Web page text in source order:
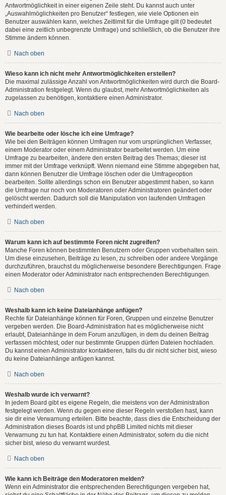
Antwortmöglichkeit in einer eigenen Zeile steht. Du kannst auch unter
„Auswahlmöglichkeiten pro Benutzer“ festlegen, wie viele Optionen ein
Benutzer auswählen kann, welches Zeitlimit für die Umfrage gilt (0 bedeutet
dabei eine zeitlich unbegrenzte Umfrage) und schließlich, ob die Benutzer ihre
Stimme ändern können.
Nach oben
Wieso kann ich nicht mehr Antwortmöglichkeiten erstellen?
Die maximal zulässige Anzahl von Antwortmöglichkeiten wird durch die Board-
Administration festgelegt. Wenn du glaubst, mehr Antwortmöglichkeiten als
zugelassen zu benötigen, kontaktiere einen Administrator.
Nach oben
Wie bearbeite oder lösche ich eine Umfrage?
Wie bei den Beiträgen können Umfragen nur vom ursprünglichen Verfasser,
einem Moderator oder einem Administrator bearbeitet werden. Um eine
Umfrage zu bearbeiten, ändere den ersten Beitrag des Themas; dieser ist
immer mit der Umfrage verknüpft. Wenn niemand eine Stimme abgegeben hat,
dann können Benutzer die Umfrage löschen oder die Umfrageoption
bearbeiten. Sollte allerdings schon ein Benutzer abgestimmt haben, so kann
die Umfrage nur noch von Moderatoren oder Administratoren geändert oder
gelöscht werden. Dadurch soll die Manipulation von laufenden Umfragen
verhindert werden.
Nach oben
Warum kann ich auf bestimmte Foren nicht zugreifen?
Manche Foren können bestimmten Benutzern oder Gruppen vorbehalten sein.
Um diese einzusehen, Beiträge zu lesen, zu schreiben oder andere Vorgänge
durchzuführen, brauchst du möglicherweise besondere Berechtigungen. Frage
einen Moderator oder Administrator nach entsprechenden Berechtigungen.
Nach oben
Weshalb kann ich keine Dateianhänge anfügen?
Rechte für Dateianhänge können für Foren, Gruppen und einzelne Benutzer
vergeben werden. Die Board-Administration hat es möglicherweise nicht
erlaubt, Dateianhänge in dem Forum anzufügen, in dem du deinen Beitrag
verfassen möchtest, oder nur bestimmte Gruppen dürfen Dateien hochladen.
Du kannst einen Administrator kontaktieren, falls du dir nicht sicher bist, wieso
du keine Dateianhänge anfügen kannst.
Nach oben
Weshalb wurde ich verwarnt?
In jedem Board gibt es eigene Regeln, die meistens von der Administration
festgelegt werden. Wenn du gegen eine dieser Regeln verstoßen hast, kann
sie dir eine Verwarnung erteilen. Bitte beachte, dass dies die Entscheidung der
Administration dieses Boards ist und phpBB Limited nichts mit dieser
Verwarnung zu tun hat. Kontaktiere einen Administrator, sofern du die nicht
sicher bist, wieso du verwarnt wurdest.
Nach oben
Wie kann ich Beiträge den Moderatoren melden?
Wenn ein Administrator die entsprechenden Berechtigungen vergeben hat,